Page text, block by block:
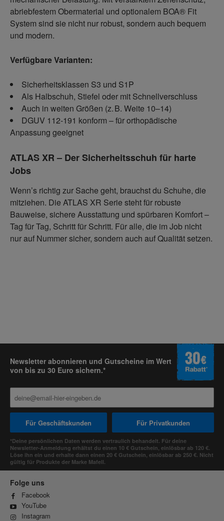
abriebfestem Obermaterial und optionalem BOA® Fit
System sind sie nicht nur robust, sondern auch bequem
und modern.
Verfügbare Varianten:
Sicherheitsklassen S3 und S1P
Als Halbschuh, Stiefel oder mit Schnellverschluss
Auch in weiten Größen (z. B. Weite 10–14)
DGUV 112-191 konform – für orthopädische
Anpassung geeignet
ATLAS XR – Der Sicherheitsschuh für harte
Jobs
Wenn’s richtig zur Sache geht, brauchst du Schuhe, die
mitziehen. Die ATLAS XR Serie steht für robuste
Bauweise, sichere Ausstattung und spürbaren Komfort –
Tag für Tag, Schritt für Schritt. Für alle, die im Job nicht
nur auf Nummer sicher, sondern auch auf Qualität setzen.
Newsletter abonnieren und Gutscheine im Wert
von bis zu 30 Euro sichern.*
Für Geschäftskunden Für Privatkunden
*Deine persönlichen Daten werden vertraulich behandelt. Für deine
Newsletter-Anmeldung erhältst du einen 10 € Gutschein, einlösbar ab 120 €.
Löse ihn ein und erhalte dann einen 20 € Gutschein, einlösbar ab 250 €. Nicht
gültig für Produkte der Marke Mafell.
Folge uns
Facebook
YouTube
Instagram